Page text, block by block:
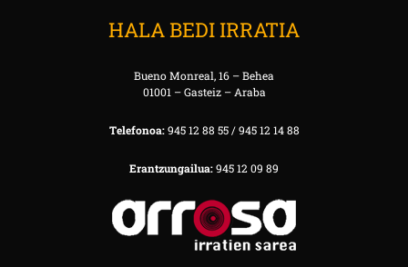
HALA BEDI IRRATIA
Bueno Monreal, 16 – Behea
01001 – Gasteiz – Araba
Telefonoa:945 12 88 55 / 945 12 14 88
Erantzungailua:945 12 09 89